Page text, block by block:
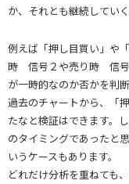
か、それとも継続してい
例えば「押し目買い」や
時 信号２や売り時 信号
が一時的なのか否かを判
過去のチャートから、「
たなと検証はできます。
のタイミングであったと
いうケースもあります。
どれだけ分析を重ねても